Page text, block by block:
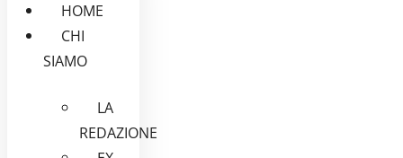
HOME
CHI
SIAMO
LA
REDAZIONE